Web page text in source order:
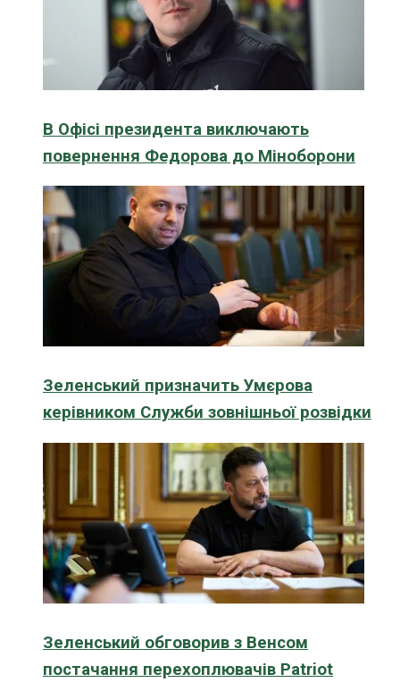
В Офісі президента виключають
повернення Федорова до Міноборони
Зеленський призначить Умєрова
керівником Служби зовнішньої розвідки
Зеленський обговорив з Венсом
постачання перехоплювачів Patriot